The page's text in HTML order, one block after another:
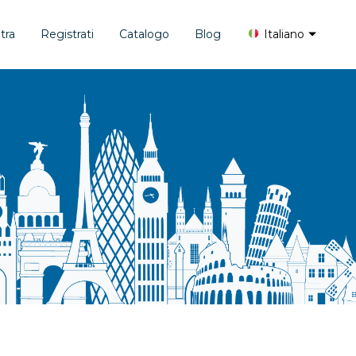
Registrati Catalogo Blog Italiano